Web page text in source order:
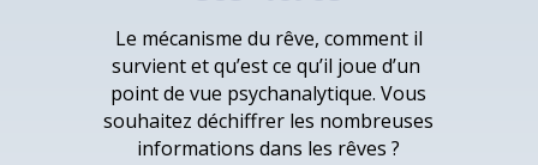
Le mécanisme du rêve, comment il
survient et qu’est ce qu’il joue d’un
point de vue psychanalytique. Vous
souhaitez déchiffrer les nombreuses
informations dans les rêves ?